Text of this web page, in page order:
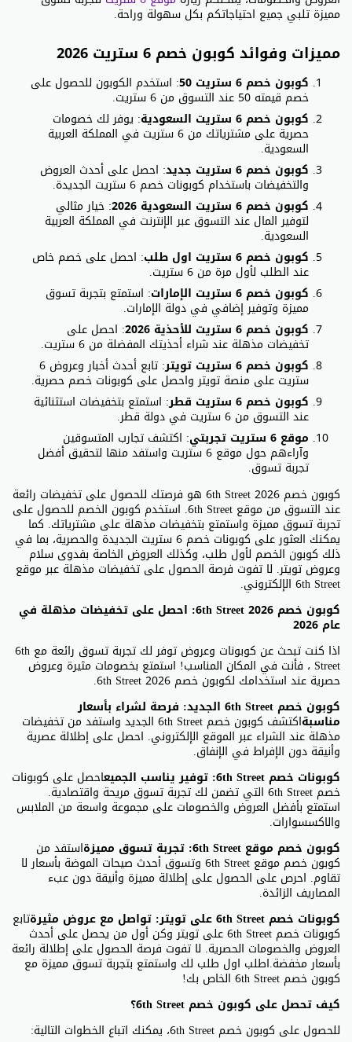
مميزة تلبي جميع احتياجاتكم بكل سهولة وراحة.
مميزات وفوائد كوبون خصم 6 ستريت 2026
كوبون خصم 6 ستريت 50 : استخدم الكوبون للحصول على
خصم قيمته 50 عند التسوق من 6 ستريت.
كوبون خصم 6 ستريت السعودية
: يوفر لك خصومات
حصرية على مشترياتك من 6 ستريت في المملكة العربية
السعودية.
كوبون خصم 6 ستريت جديد
: احصل على أحدث العروض
والتخفيضات باستخدام كوبونات خصم 6 ستريت الجديدة.
كوبون خصم 6 ستريت السعودية 2026
: خيار مثالي
لتوفير المال عند التسوق عبر الإنترنت في المملكة العربية
السعودية.
كوبون خصم 6 ستريت اول طلب
: احصل على خصم خاص
عند الطلب لأول مرة من 6 ستريت.
كوبون خصم 6 ستريت الإمارات
: استمتع بتجربة تسوق
مميزة وتوفير إضافي في دولة الإمارات.
كوبون خصم 6 ستريت للأحذية 2026
: احصل على
تخفيضات مذهلة عند شراء أحذيتك المفضلة من 6 ستريت.
كوبون خصم 6 ستريت تويتر
: تابع أحدث أخبار وعروض 6
ستريت على منصة تويتر واحصل على كوبونات خصم حصرية.
كوبون خصم 6 ستريت قطر
: استمتع بتخفيضات استثنائية
عند التسوق من 6 ستريت في دولة قطر.
موقع 6 ستريت تجربتي
: اكتشف تجارب المتسوقين
وآراءهم حول موقع 6 ستريت واستفد منها لتحقيق أفضل
تجربة تسوق.
كوبون خصم 6th Street 2026 هو فرصتك للحصول على تخفيضات رائعة
عند التسوق من موقع 6th Street. استخدم كوبون الخصم للحصول على
تجربة تسوق مميزة واستمتع بتخفيضات مذهلة على مشترياتك. كما
يمكنك العثور على كوبونات خصم 6 ستريت الجديدة والحصرية، بما في
ذلك كوبون الخصم لأول طلب، وكذلك العروض الخاصة بفدوى سلام
وعروض تويتر. لا تفوت فرصة الحصول على تخفيضات مذهلة عبر موقع
6th Street الإلكتروني.
كوبون خصم 6th Street 2026: احصل على تخفيضات مذهلة في
عام 2026
اذا كنت تبحث عن كوبونات وعروض توفر لك تجربة تسوق رائعة مع 6th
Street ، فأنت في المكان المناسب! استمتع بخصومات مثيرة وعروض
حصرية عند استخدامك لكوبون خصم 6th Street 2026.
كوبون خصم 6th Street الجديد: فرصة لشراء بأسعار
مناسبة اكتشف كوبون خصم 6th Street الجديد واستفد من تخفيضات
مذهلة عند الشراء عبر الموقع الإلكتروني. احصل على إطلالة عصرية
وأنيقة دون الإفراط في الإنفاق.
كوبونات خصم 6th Street: توفير يناسب الجميع
احصل على كوبونات
خصم 6th Street التي تضمن لك تجربة تسوق مريحة واقتصادية.
استمتع بأفضل العروض والخصومات على مجموعة واسعة من الملابس
والاكسسوارات.
كوبون خصم موقع 6th Street: تجربة تسوق مميزة
استفد من
كوبون خصم موقع 6th Street وتسوق أحدث صيحات الموضة بأسعار لا
تقاوم. احرص على الحصول على إطلالة مميزة وأنيقة دون عبء
المصاريف الزائدة.
كوبونات خصم 6th Street على تويتر: تواصل مع عروض مثيرة
تابع
كوبونات خصم 6th Street على تويتر وكن أول من يحصل على أحدث
العروض والخصومات الحصرية. لا تفوت فرصة الحصول على إطلالة رائعة
بأسعار مخفضة.اطلب اول طلب لك واستمتع بتجربة تسوق مميزة مع
كوبون خصم 6th Street الخاص بك!
كيف تحصل على كوبون خصم 6th Street؟
للحصول على كوبون خصم 6th Street، يمكنك اتباع الخطوات التالية: